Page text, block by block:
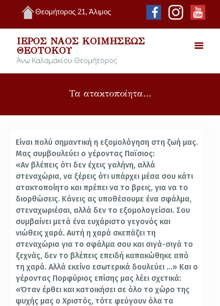
Θεομήτορος 21, Άλιμος
ΙΕΡΌΣ ΝΑΌΣ ΚΟΙΜΉΣΕΩΣ
ΘΕΟΤΌΚΟΥ
Άνω Καλαμακίου Θεομήτορος
Τα ατακτοποίητα…
Είναι πολύ σημαντική η εξομολόγηση στη ζωή μας.
Μας συμβουλεύει ο γέροντας Παϊσιος:
«Αν βλέπεις ότι δεν έχεις γαλήνη, αλλά
στεναχώρια, να ξέρεις ότι υπάρχει μέσα σου κάτι
ατακτοποίητο και πρέπει να το βρεις, για να το
διορθώσεις. Κάνεις ας υποθέσουμε ένα σφάλμα,
στεναχωριέσαι, αλλά δεν το εξομολογείσαι. Σου
συμβαίνει μετά ένα ευχάριστο γεγονός και
νιώθεις χαρά. Αυτή η χαρά σκεπάζει τη
στεναχώρια για το σφάλμα σου και σιγά-σιγά το
ξεχνάς, δεν το βλέπεις επειδή καπακώθηκε από
τη χαρά. Αλλά εκείνο εσωτερικά δουλεύει …» Και ο
γέροντας Πορφύριος επίσης μας λέει σχετικά:
«Όταν έρθει και κατοικήσει σε όλο το χώρο της
ψυχής μας ο Χριστός, τότε φεύγουν όλα τα